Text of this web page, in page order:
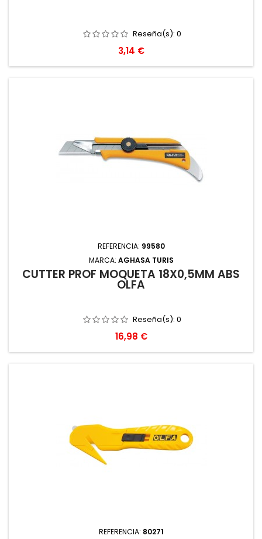
Reseña(s): 0
Precio
3,14 €
REFERENCIA: 99580
MARCA: AGHASA TURIS
CUTTER PROF MOQUETA 18X0,5MM ABS
OLFA
Reseña(s): 0
Precio
16,98 €
REFERENCIA: 80271